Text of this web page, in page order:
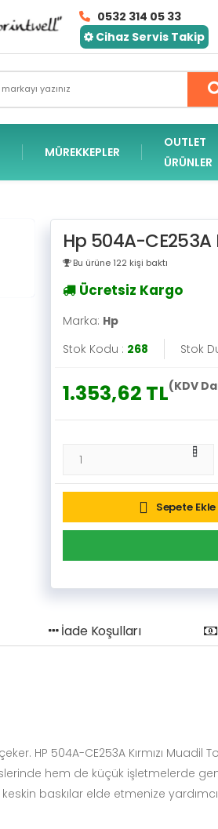
0532 314 05 33
Cihaz Servis Takip
MÜREKKEPLER
OUTLET
ÜRÜNLER
Hp 504A-CE253A
Bu ürüne 122 kişi baktı
Ücretsiz Kargo
Marka: Hp
Stok Kodu : 268 Stok
1.353,62 TL(KDV
Sepete Ekle
İade Koşulları
HP 504A-CE253A Kırmızı
hem de küçük işletmelerde
baskılar elde etmenize